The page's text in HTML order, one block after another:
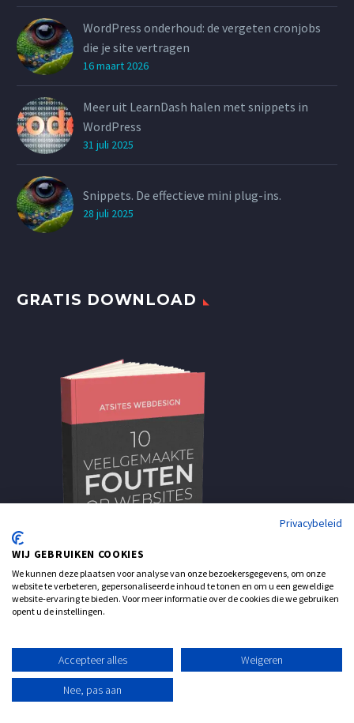
WordPress onderhoud: de vergeten cronjobs
die je site vertragen
16 maart 2026
Meer uit LearnDash halen met snippets in
WordPress
31 juli 2025
Snippets. De effectieve mini plug-ins.
28 juli 2025
GRATIS DOWNLOAD
Privacybeleid
WIJ GEBRUIKEN COOKIES
We kunnen deze plaatsen voor analyse van onze bezoekersgegevens, om onze
website te verbeteren, gepersonaliseerde inhoud te tonen en om u een geweldige
website-ervaring te bieden. Voor meer informatie over de cookies die we gebruiken
opent u de instellingen.
Accepteer alles Weigeren
Nee, pas aan